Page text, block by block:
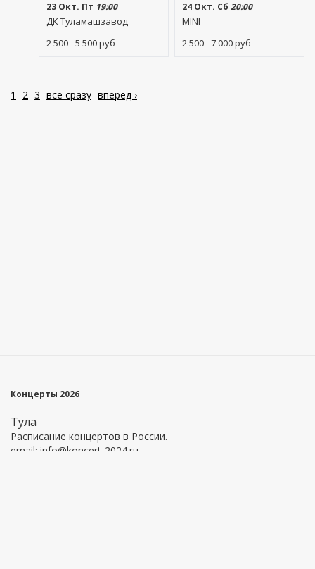
23 Окт. Пт 19:00
ДК Туламашзавод
2 500 - 5 500руб
24 Окт. Сб 20:00
MINI
2 500 - 7 000руб
1 2 3 все сразу вперед ›
Концерты 2026
Тула
Расписание концертов в России.
email: info@koncert-2024.ru